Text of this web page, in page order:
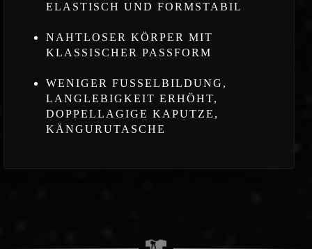
ELASTISCH UND FORMSTABIL
NAHTLOSER KÖRPER MIT
KLASSISCHER PASSFORM
WENIGER FUSSELBILDUNG,
LANGLEBIGKEIT ERHÖHT,
DOPPELLAGIGE KAPUTZE,
KÄNGURUTASCHE